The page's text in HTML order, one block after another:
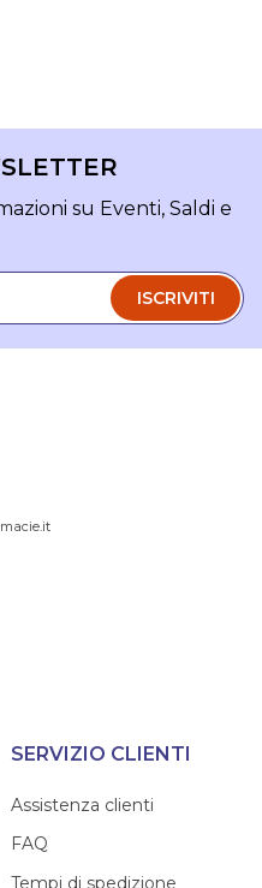
su Eventi, Saldi e
ISCRIVITI
SERVIZIO CLIENTI
Assistenza clienti
FAQ
Tempi di spedizione